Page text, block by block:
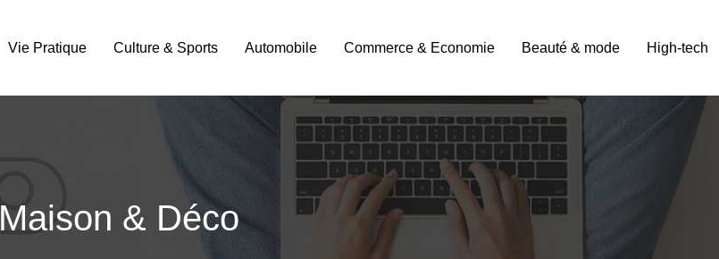
Vie Pratique Culture & Sports Automobile Commerce & Economie Beauté & mode High-tech
Maison & Déco